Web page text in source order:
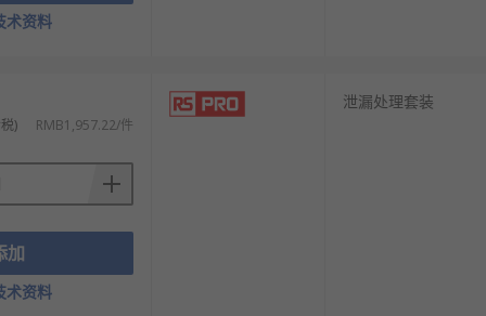
而满足不同的应用场景需求。
术资料
) RMB1,957.22/件
加
术资料
泄漏处理套装